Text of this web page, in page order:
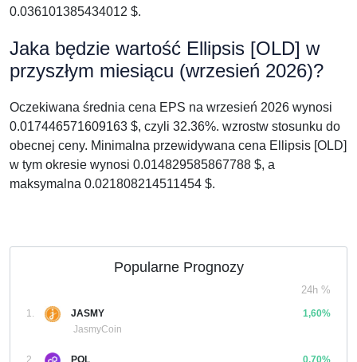
0.036101385434012 $.
Jaka będzie wartość Ellipsis [OLD] w
przyszłym miesiącu (wrzesień 2026)?
Oczekiwana średnia cena EPS na wrzesień 2026 wynosi
0.017446571609163 $, czyli 32.36%. wzrostw stosunku do
obecnej ceny. Minimalna przewidywana cena Ellipsis [OLD]
w tym okresie wynosi 0.014829585867788 $, a
maksymalna 0.021808214511454 $.
Popularne Prognozy
24h %
1.
JASMY
JasmyCoin
1,60%
2.
POL
0,70%